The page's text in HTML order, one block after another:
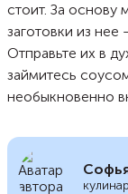
стоит. За основу
заготовки из нее
Отправьте их в
займитесь
необыкновенно